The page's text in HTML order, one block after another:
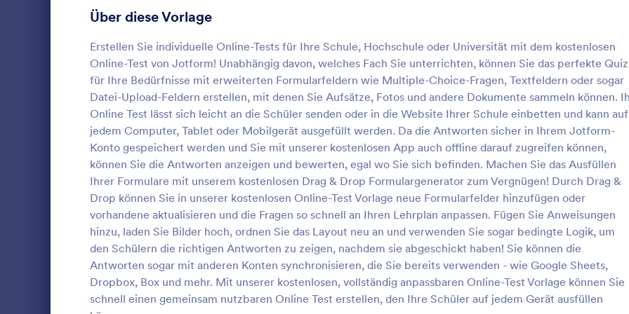
Über diese Vorlage
Erstellen Sie individuelle Online-Tests für Ihre Schule, Hochschule oder Universität mit dem kostenlosen
Online-Test von Jotform! Unabhängig davon, welches Fach Sie unterrichten, können Sie das perfekte Quiz
für Ihre Bedürfnisse mit erweiterten Formularfeldern wie Multiple-Choice-Fragen, Textfeldern oder sogar
Datei-Upload-Feldern erstellen, mit denen Sie Aufsätze, Fotos und andere Dokumente sammeln können.
Online Test lässt sich leicht an die Schüler senden oder in die Website Ihrer Schule einbetten und kann auf
jedem Computer, Tablet oder Mobilgerät ausgefüllt werden. Da die Antworten sicher in Ihrem Jotform-
Konto gespeichert werden und Sie mit unserer kostenlosen App auch offline darauf zugreifen können,
können Sie die Antworten anzeigen und bewerten, egal wo Sie sich befinden. Machen Sie das Ausfüllen
Ihrer Formulare mit unserem kostenlosen Drag & Drop Formulargenerator zum Vergnügen! Durch Drag &
Drop können Sie in unserer kostenlosen Online-Test Vorlage neue Formularfelder hinzufügen oder
vorhandene aktualisieren und die Fragen so schnell an Ihren Lehrplan anpassen. Fügen Sie Anweisungen
hinzu, laden Sie Bilder hoch, ordnen Sie das Layout neu an und verwenden Sie sogar bedingte Logik, um
den Schülern die richtigen Antworten zu zeigen, nachdem sie abgeschickt haben! Sie können die
Antworten sogar mit anderen Konten synchronisieren, die Sie bereits verwenden - wie Google Sheets,
Dropbox, Box und mehr. Mit unserer kostenlosen, vollständig anpassbaren Online-Test Vorlage können Sie
schnell einen gemeinsam nutzbaren Online Test erstellen, den Ihre Schüler auf jedem Gerät ausfüllen
Multiple Choice Test Vorlage
Testen Sie das Wissen Ihrer Schüler mit
unserer kostenlosen Online-Vorlage für
Multiple-Choice-Tests! Fügen Sie einfach
die Fragen und Antworten Ihres Tests in
diese Vorlage ein, betten Sie den Test auf
Ihrer Website ein oder senden Sie einen
Link per E-Mail an die Schüler und schon
können Sie Übermittlungen annehmen. Die
Schüler können von jedem Gerät aus
einfache oder Multiple-Choice-Fragen
beantworten, kurze oder lange Antworten
schreiben, Bilder auswählen, Dateien
Go to Category:
Quiz
Vorlage verwenden
:
Wie Gut Kennst Du Mich
Machen Sie Ihre nächste Party
lustigen Wie gut kennen Sie
einem Hit – passen Sie einfach
und Antworten an und legen Sie
Erstellen Sie Ihr Quiz mit einer
Frage, z. B. „Wie viele
ich?“. oder „Was ist mein
und teilen Sie dann den Link mit
Freunden, um das Quiz in Gang
Je mehr Leute am Quiz
spezifischer werden die
eine unterhaltsame Art,
Go to Category:
Quiz
Vorlage verwenden
Anmeldeformulare
Abstimmung 35
Abstract-Formulare
Genehmigungsformulare 91
Bewertungsformulare 74
Anwesenheitsformulare 11
Audit Formulare
Autorisierungsformulare 79
Award-Formulare 16
Black Friday Formulare 32
Formulare für Berechnungen